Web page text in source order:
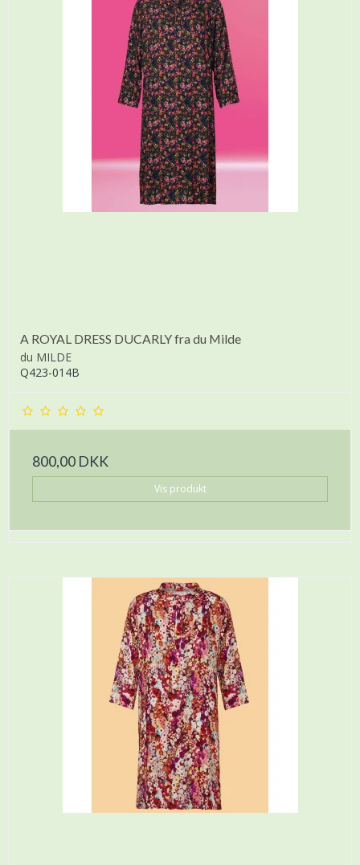
A ROYAL DRESS DUCARLY fra du Milde
du MILDE
Q423-014B
800,00 DKK
Vis produkt